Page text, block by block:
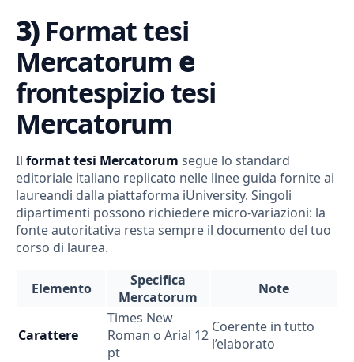
3)Format tesi
Mercatorum e
frontespizio tesi
Mercatorum
Il format tesi Mercatorum segue lo standard
editoriale italiano replicato nelle linee guida fornite ai
laureandi dalla piattaforma iUniversity. Singoli
dipartimenti possono richiedere micro-variazioni: la
fonte autoritativa resta sempre il documento del tuo
corso di laurea.
Elemento
Specifica
Mercatorum
Note
Carattere
Times New
Roman o Arial 12
pt
Coerente in tutto
l’elaborato